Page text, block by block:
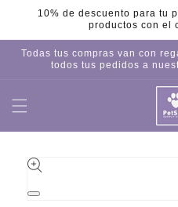
directamente
10% de descuento para tu
productos con el
Todas tus compras van con
todos tus pedidos a
directamente
a la
del producto
Abrir